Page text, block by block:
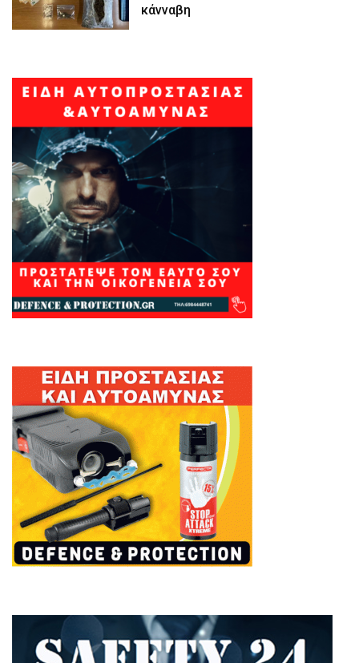
κάνναβη